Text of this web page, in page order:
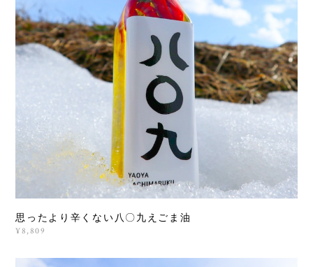
思ったより辛くない八〇九えごま油
¥8,809